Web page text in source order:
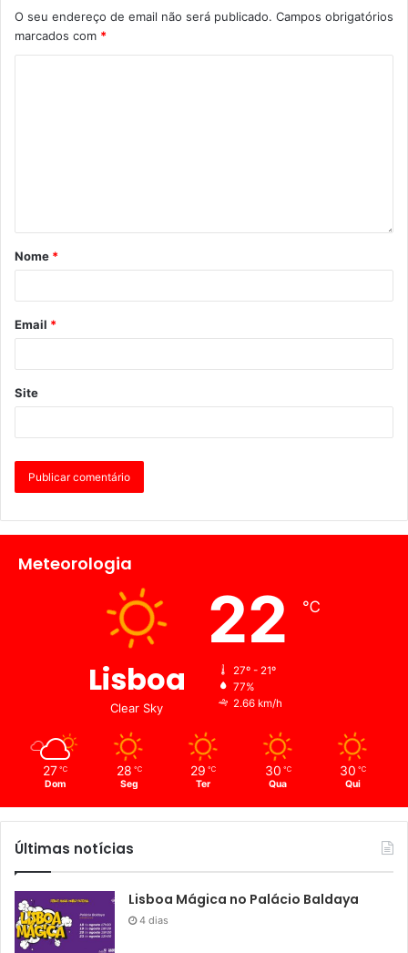
O seu endereço de email não será publicado. Campos obrigatórios
marcados com *
Nome *
Email *
Site
Meteorologia
Lisboa
Clear Sky
22 ℃
27º - 21º
77%
2.66 km/h
27 ℃
Dom
28 ℃
Seg
29 ℃
Ter
30 ℃
Qua
30 ℃
Qui
Últimas notícias
Lisboa Mágica no Palácio Baldaya
4 dias